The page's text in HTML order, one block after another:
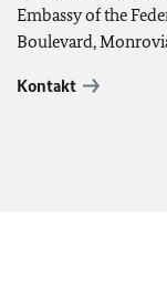
Embassy of the
Boulevard,
Kontakt